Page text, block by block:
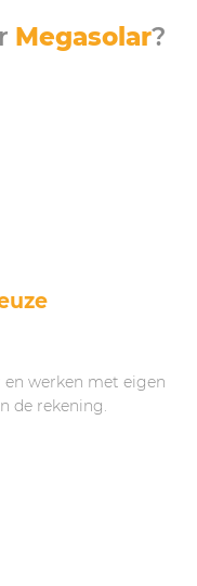
Megasolar?
werken met eigen
de rekening.